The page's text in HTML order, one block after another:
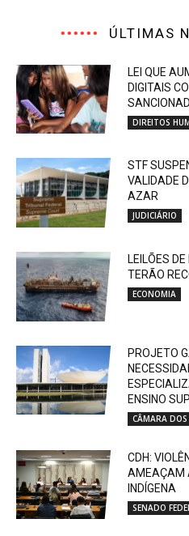
ÚLTIMAS
LEI QUE
DIGITAIS
DIREITOS
STF
VALIDADE
AZAR
JUDICIÁRIO
LEILÕES
TERÃO
ECONOMIA
PROJETO
ENSINO
CÂMARA
CDH:
AMEAÇAM
INDÍGENA
SENADO